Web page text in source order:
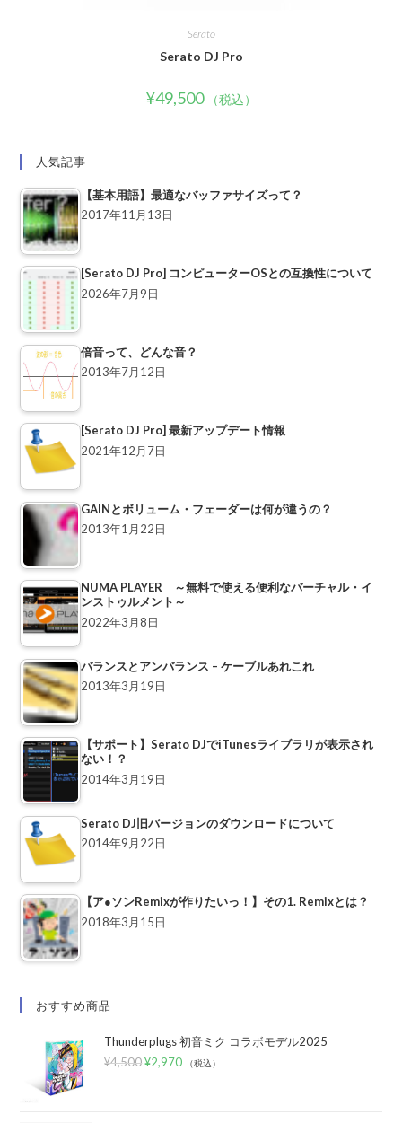
Serato
Serato DJ Pro
¥49,500 （税込）
人気記事
【基本用語】最適なバッファサイズって？
2017年11月13日
[Serato DJ Pro] コンピューターOSとの互換性について
2026年7月9日
倍音って、どんな音？
2013年7月12日
[Serato DJ Pro] 最新アップデート情報
2021年12月7日
GAINとボリューム・フェーダーは何が違うの？
2013年1月22日
NUMA PLAYER ～無料で使える便利なバーチャル・イ
ンストゥルメント～
2022年3月8日
バランスとアンバランス – ケーブルあれこれ
2013年3月19日
【サポート】Serato DJでiTunesライブラリが表示され
ない！？
2014年3月19日
Serato DJ旧バージョンのダウンロードについて
2014年9月22日
【ア●ソンRemixが作りたいっ！】その1. Remixとは？
2018年3月15日
おすすめ商品
Thunderplugs 初音ミク コラボモデル2025
¥4,500 ¥2,970 （税込）